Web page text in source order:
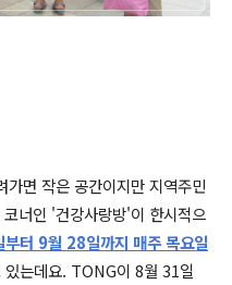
면 작은 공간이지만 지역주민
너인 '건강사랑방'이 한시적으
터 9월 28일까지 매주 목요일
있는데요. TONG이 8월 31일